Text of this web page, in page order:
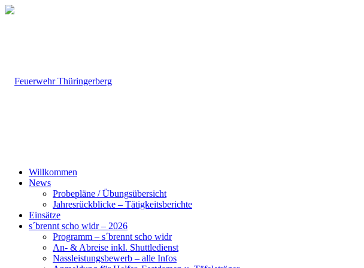
Willkommen
News
Probepläne / Übungsübersicht
Jahresrückblicke – Tätigkeitsberichte
Einsätze
s´brennt scho widr – 2026
Programm – s´brennt scho widr
An- & Abreise inkl. Shuttledienst
Nassleistungsbewerb – alle Infos